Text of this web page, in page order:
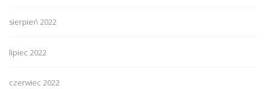
sierpień 2022
lipiec 2022
czerwiec 2022